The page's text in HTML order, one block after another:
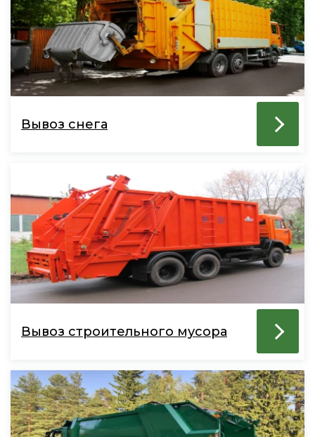
Вывоз снега
Вывоз строительного мусора